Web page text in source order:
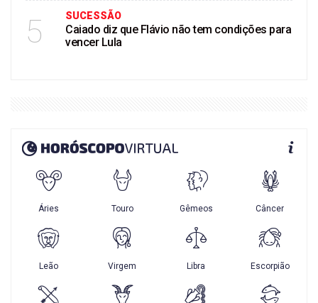
5 SUCESSÃO
Caiado diz que Flávio não tem condições para
vencer Lula